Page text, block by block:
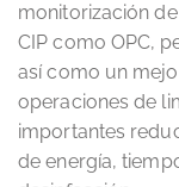
monitorización
CIP como OPC,
así como un
operaciones de
importantes
de energía,